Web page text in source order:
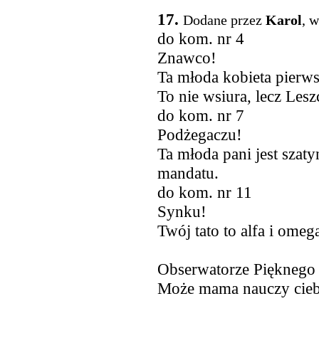
17. Dodane przez Karol,
do kom. nr 4
Znawco!
Ta młoda kobieta
To nie wsiura, lecz
do kom. nr 7
Podżegaczu!
Ta młoda pani jest
mandatu.
do kom. nr 11
Synku!
Twój tato to alfa i
Obserwatorze
Może mama nauczy